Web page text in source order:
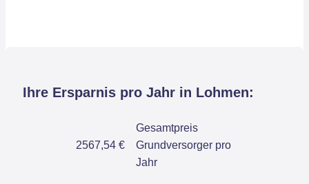
Ihre Ersparnis pro Jahr in Lohmen:
2567,54 €
Gesamtpreis
Grundversorger pro
Jahr